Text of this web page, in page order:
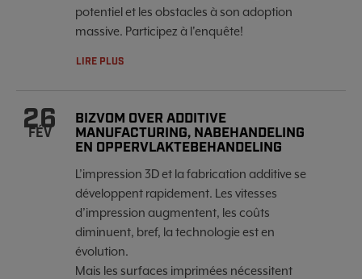
potentiel et les obstacles à son adoption
massive. Participez à l'enquête!
LIRE PLUS
26
FÉV
BIZVOM OVER ADDITIVE
MANUFACTURING, NABEHANDELING
EN OPPERVLAKTEBEHANDELING
L’impression 3D et la fabrication additive se
développent rapidement. Les vitesses
d’impression augmentent, les coûts
diminuent, bref, la technologie est en
évolution.
Mais les surfaces imprimées nécessitent